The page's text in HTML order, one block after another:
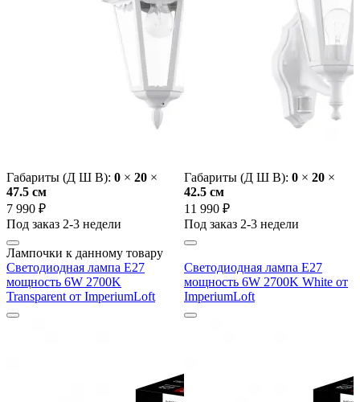
Габариты (Д Ш В): 0 × 20 ×
47.5 cм
7 990 ₽
Под заказ 2-3 недели
Габариты (Д Ш В): 0 × 20 ×
42.5 cм
11 990 ₽
Под заказ 2-3 недели
Лампочки к данному товару
Светодиодная лампа E27
мощность 6W 2700K
Transparent от ImperiumLoft
Светодиодная лампа E27
мощность 6W 2700K White от
ImperiumLoft